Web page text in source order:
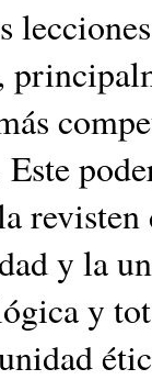
y la
y